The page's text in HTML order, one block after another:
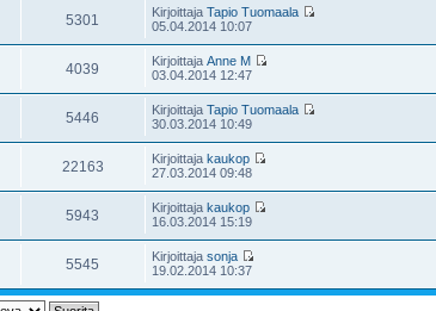
5301 KirjoittajaTapio Tuomaala
05.04.2014 10:07
4039 KirjoittajaAnne M
03.04.2014 12:47
5446 KirjoittajaTapio Tuomaala
30.03.2014 10:49
22163 Kirjoittajakaukop
27.03.2014 09:48
5943 Kirjoittajakaukop
16.03.2014 15:19
5545 Kirjoittajasonja
19.02.2014 10:37